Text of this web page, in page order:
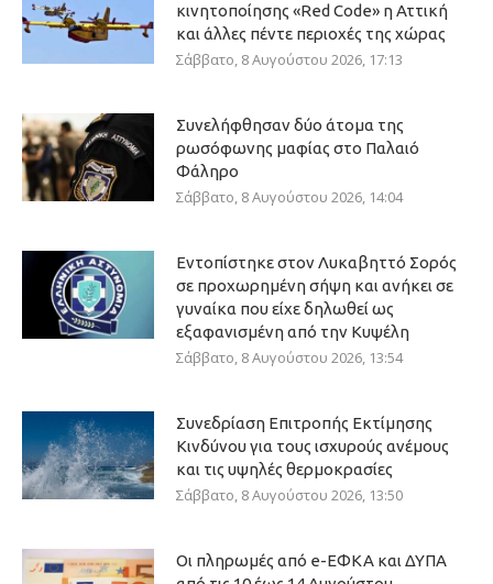
κινητοποίησης «Red Code» η Αττική
και άλλες πέντε περιοχές της χώρας
Σάββατο, 8 Αυγούστου 2026, 17:13
Συνελήφθησαν δύο άτομα της
ρωσόφωνης μαφίας στο Παλαιό
Φάληρο
Σάββατο, 8 Αυγούστου 2026, 14:04
Εντοπίστηκε στον Λυκαβηττό Σορός
σε προχωρημένη σήψη και ανήκει σε
γυναίκα που είχε δηλωθεί ως
εξαφανισμένη από την Κυψέλη
Σάββατο, 8 Αυγούστου 2026, 13:54
Συνεδρίαση Επιτροπής Εκτίμησης
Κινδύνου για τους ισχυρούς ανέμους
και τις υψηλές θερμοκρασίες
Σάββατο, 8 Αυγούστου 2026, 13:50
Οι πληρωμές από e-ΕΦΚΑ και ΔΥΠΑ